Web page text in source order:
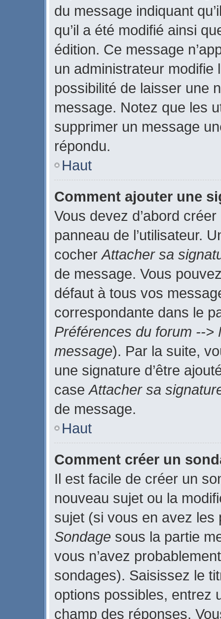
du message indiquant
qu’il a été modifié ainsi
édition. Ce message
un administrateur
possibilité de laisser une
message. Notez que les
supprimer un message
répondu.
Haut
Comment ajouter une
Vous devez d’abord
panneau de l’utilisateur.
cocherAttacher sa
de message. Vous
défaut à tous vos
correspondante dans le
Préférences du forum -->
message). Par la suite,
une signature d’être
caseAttacher sa
de message.
Haut
Comment créer un
Il est facile de créer un
nouveau sujet ou la
sujet (si vous en avez les
Sondage sous la partie
vous n’avez
sondages). Saisissez le
options possibles, entrez
champ des réponses.